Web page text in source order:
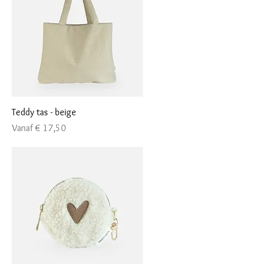
Snel overzicht
Teddy tas - beige
Vanaf€ 17,50
Verkoopprijs